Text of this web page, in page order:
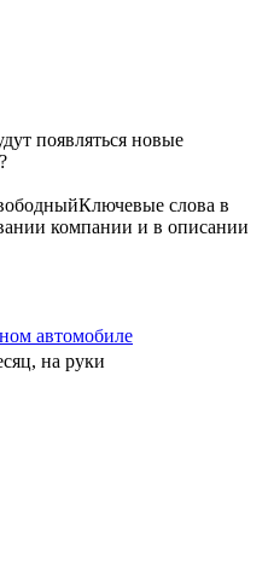
появляться новые
Ключевые слова в
компании и в описании
автомобиле
на руки